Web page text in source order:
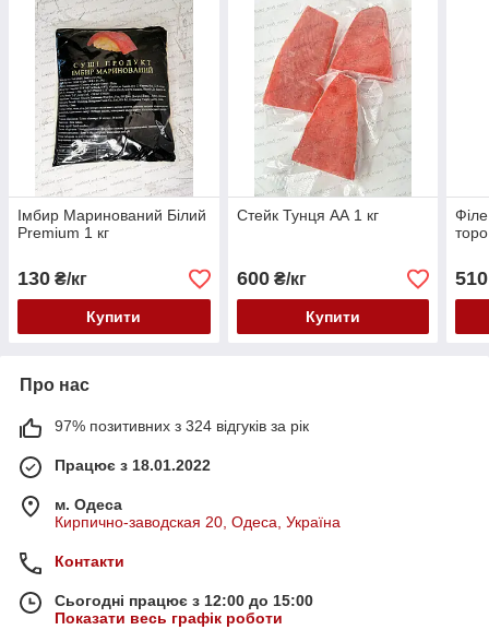
Імбир Маринований Білий
Premium 1 кг
130 ₴/кг
Купити
Стейк Тунця АА 1 кг
600₴/кг
Купити
510
Про нас
97% позитивних з 324 відгуків за рік
Працює з 18.01.2022
м. Одеса
Кирпично-заводская 20, Одеса, Україна
Контакти
Сьогодні працює з 12:00 до 15:00
Показати весь графік роботи